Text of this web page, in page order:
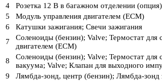
4
Розетка 12 В в багажном отделении (опция)
5
Модуль управления двигателем (ECM)
6
Катушки зажигания; Свечи зажигания
7
Соленоиды (бензин); Valve; Термостат для
двигателем (ECM)
8
Соленоиды (бензин); Valve; Термостат для
вакуума; Valve; Клапан для выходного
9
Лямбда-зонд, центр (бензин); Лямбда-зонд